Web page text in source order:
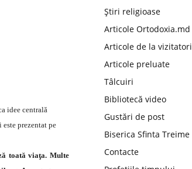
idee centrală
este prezentat pe
toată viaţa. Multe
Știri religioase
Articole Ortodoxia.md
Articole de la vizitatori
Articole preluate
Tâlcuiri
Bibliotecă video
Gustări de post
Biserica Sfinta Treime
Contacte